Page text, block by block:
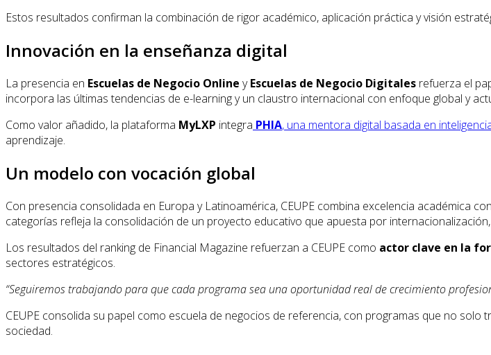
Estos resultados confirman la combinación de rigor académico, aplicación práctica y visión
Innovación en la enseñanza digital
La presencia en Escuelas de Negocio Online yEscuelas de Negocio Digitales refuerza el
incorpora las últimas tendencias de e-learning y un claustro internacional con enfoque global y
Como valor añadido, la plataforma MyLXP integra PHIA, una mentora digital basada en
aprendizaje.
Un modelo con vocación global
Con presencia consolidada en Europa y Latinoamérica, CEUPE combina excelencia académica
categorías refleja la consolidación de un proyecto educativo que apuesta por
Los resultados del ranking de Financial Magazine refuerzan a CEUPE como actor clave en la
sectores estratégicos.
“Seguiremos trabajando para que cada programa sea una oportunidad real de crecimiento
CEUPE consolida su papel como escuela de negocios de referencia, con programas que no
sociedad.